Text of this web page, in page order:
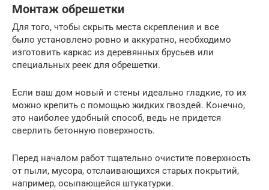
Монтаж обрешетки
Для того, чтобы скрыть места скрепления и все
было установлено ровно и аккуратно, необходимо
изготовить каркас из деревянных брусьев или
специальных реек для обрешетки.
Если ваш дом новый и стены идеально гладкие, то их
можно крепить с помощью жидких гвоздей. Конечно,
это наиболее удобный способ, ведь не придется
сверлить бетонную поверхность.
Перед началом работ тщательно очистите поверхность
от пыли, мусора, отслаивающихся старых покрытий,
например, осыпающейся штукатурки.